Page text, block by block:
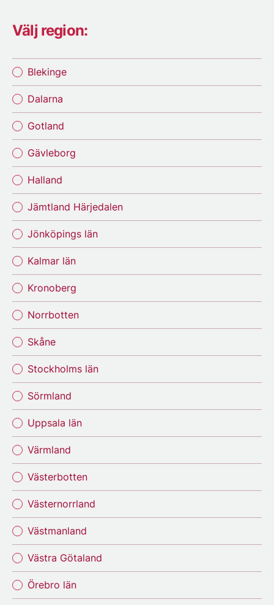
Välj region:
Blekinge
Dalarna
Gotland
Gävleborg
Halland
Jämtland Härjedalen
Jönköpings län
Kalmar län
Kronoberg
Norrbotten
Skåne
Stockholms län
Sörmland
Uppsala län
Värmland
Västerbotten
Västernorrland
Västmanland
Västra Götaland
Örebro län